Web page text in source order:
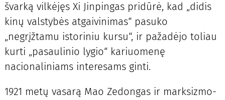
švarką vilkėjęs Xi Jinpingas pridūrė, kad „didis
kinų valstybės atgaivinimas“ pasuko
„negrįžtamu istoriniu kursu“, ir pažadėjo toliau
kurti „pasaulinio lygio“ kariuomenę
nacionaliniams interesams ginti.
1921 metų vasarą Mao Zedongas ir marksizmo-